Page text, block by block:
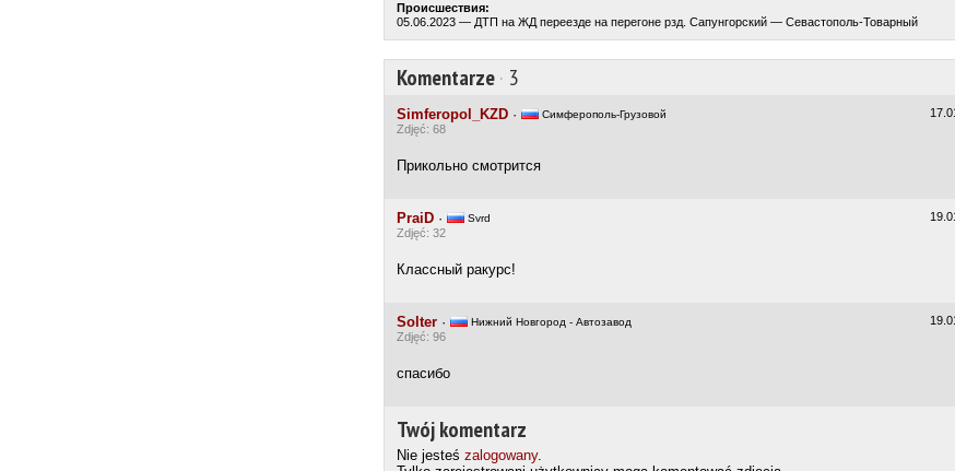
Происшествия:
05.06.2023 — ДТП на ЖД переезде на перегоне рзд. Сапунгорский — Севастополь-Товарный
Komentarze· 3
Simferopol_KZD · Симферополь-Грузовой
Zdjęć: 68
Прикольно смотрится
PraiD · Svrd
Zdjęć: 32
Классный ракурс!
Solter · Нижний Новгород - Автозавод
Zdjęć: 96
спасибо
Twój komentarz
Nie jesteś zalogowany.